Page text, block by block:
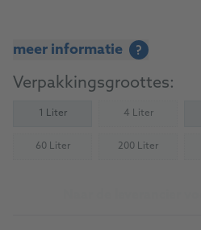
meer informatie ?
Verpakkingsgroottes:
1 Liter 4 Liter
(Not available)
60 Liter
(Not available) 200 Liter(Not available)